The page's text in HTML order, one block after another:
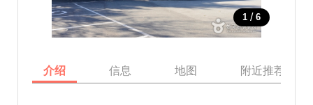
1 / 6
介绍 信息 地图 附近推荐景点